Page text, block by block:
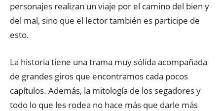
personajes realizan un viaje por el camino del bien y
del mal, sino que el lector también es participe de
esto.
La historia tiene una trama muy sólida acompañada
de grandes giros que encontramos cada pocos
capítulos. Además, la mitología de los segadores y
todo lo que les rodea no hace más que darle más